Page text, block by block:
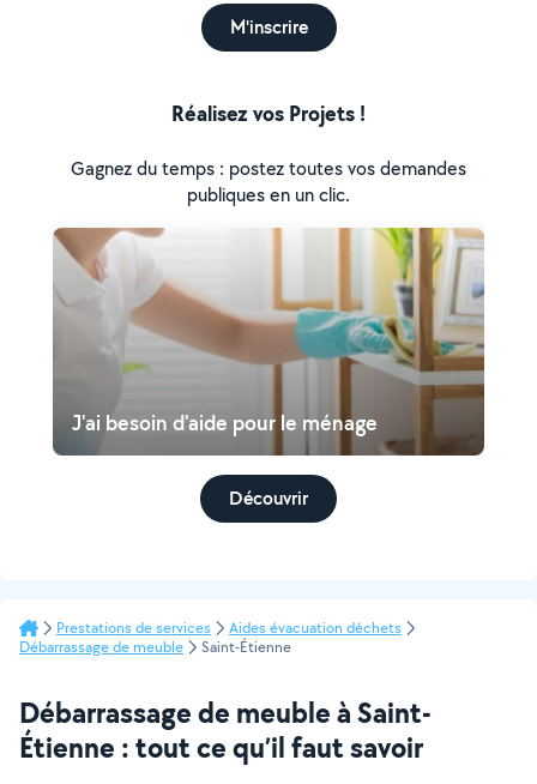
M'inscrire
Réalisez vos Projets !
Gagnez du temps : postez toutes vos demandes
publiques en un clic.
J'ai besoin d'aide pour le ménage
Découvrir
Prestations de services
Aides évacuation déchets
Débarrassage de meuble
Saint-Étienne
Débarrassage de meuble à Saint-
Étienne : tout ce qu’il faut savoir